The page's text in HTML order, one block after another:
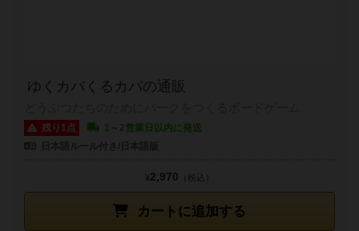
ゆくカバくるカバの通販
残り1点
1～2営業日以内に発送
カートに追加する
¥2,970 （税込）